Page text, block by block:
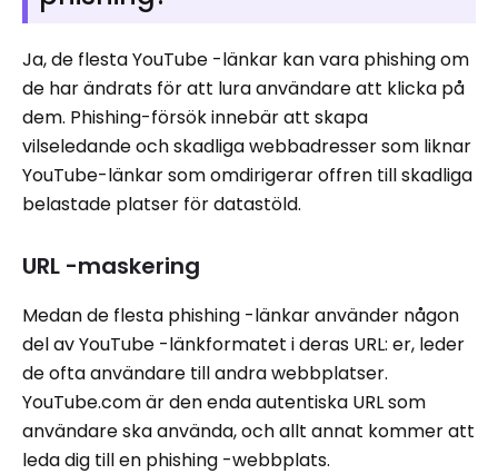
Ja, de flesta YouTube -länkar kan vara phishing om
de har ändrats för att lura användare att klicka på
dem. Phishing-försök innebär att skapa
vilseledande och skadliga webbadresser som liknar
YouTube-länkar som omdirigerar offren till skadliga
belastade platser för datastöld.
URL -maskering
Medan de flesta phishing -länkar använder någon
del av YouTube -länkformatet i deras URL: er, leder
de ofta användare till andra webbplatser.
YouTube.com är den enda autentiska URL som
användare ska använda, och allt annat kommer att
leda dig till en phishing -webbplats.